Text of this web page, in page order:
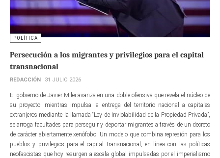
POLÍTICA
Persecución a los migrantes y privilegios para el capital
transnacional
REDACCIÓN 31 JULIO 2026
El gobierno de Javier Milei avanza en una doble ofensiva que revela el núcleo de
su proyecto: mientras impulsa la entrega del territorio nacional a capitales
extranjeros mediante la llamada “Ley de Inviolabilidad de la Propiedad Privada”,
se arroga facultades para perseguir y deportar migrantes a través de un decreto
de carácter abiertamente xenófobo. Un modelo que combina represión para los
pueblos y privilegios para el capital transnacional, en línea con las políticas
neofascistas que hoy resurgen a escala global impulsadas por el imperialismo